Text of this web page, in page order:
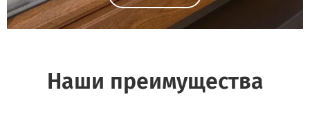
Наши преимущества